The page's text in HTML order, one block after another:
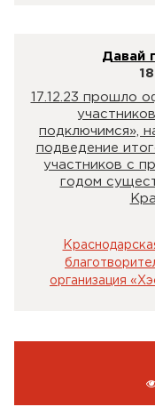
Давай
17.12.23 прошло
подключимся»,
подведение
участников с
годом
организация